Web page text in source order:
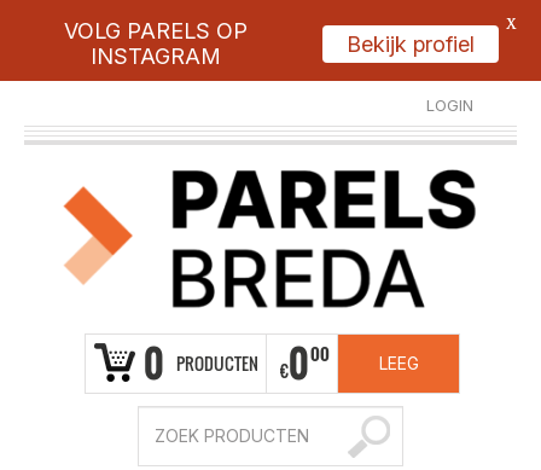
LOGIN
REGISTREER
0 PRODUCTEN €000 LEEG
VOLG PARELS OP
INSTAGRAM
Bekijk profiel
X